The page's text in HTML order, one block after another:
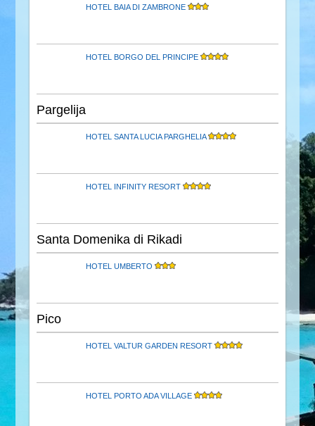
HOTEL BAIA DI ZAMBRONE
HOTEL BORGO DEL PRINCIPE
Pargelija
HOTEL SANTA LUCIA PARGHELIA
HOTEL INFINITY RESORT
Santa Domenika di Rikadi
HOTEL UMBERTO
Pico
HOTEL VALTUR GARDEN RESORT
HOTEL PORTO ADA VILLAGE